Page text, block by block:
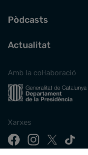
Pòdcasts
Actualitat
Amb la col·laboració
Xarxes